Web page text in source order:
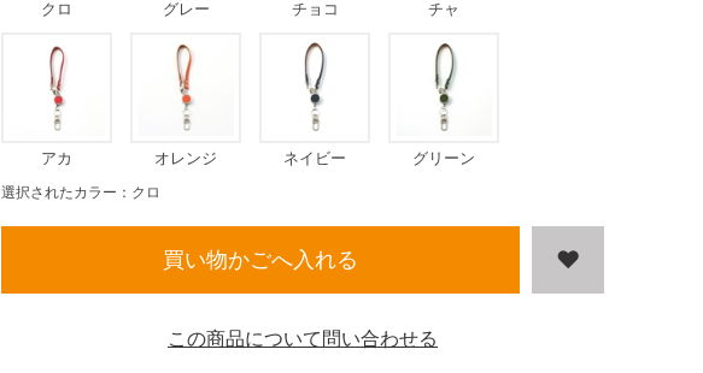
クロ グレー チョコ チャ
アカ オレンジ ネイビー グリーン
選択されたカラー：クロ
買い物かごへ入れる
この商品について問い合わせる